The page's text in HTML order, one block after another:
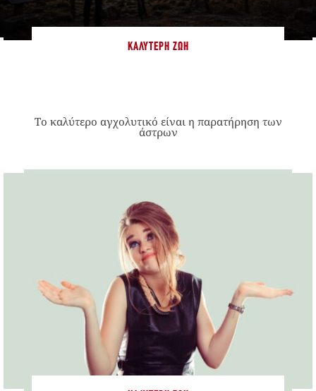
ΚΑΛΎΤΕΡΗ ΖΩΉ
Το καλύτερο αγχολυτικό είναι η παρατήρηση των
άστρων